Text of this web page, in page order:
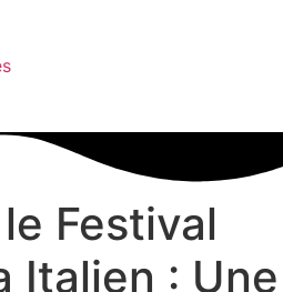
Festival
Italien : Une